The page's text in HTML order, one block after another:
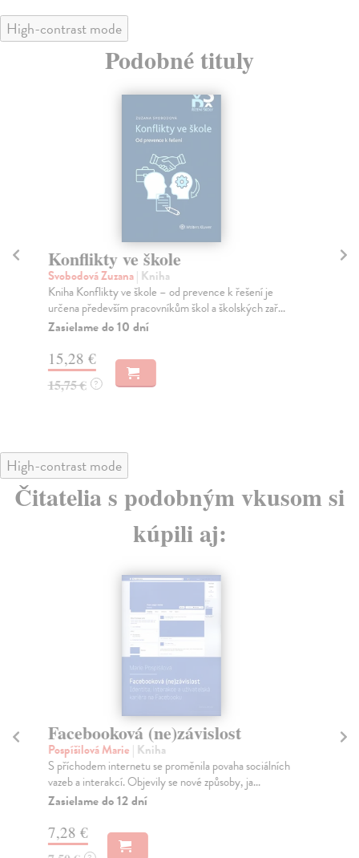
High-contrast mode
Podobné tituly
Konflikty ve škole
Svobodová Zuzana| Kniha
Kniha Konflikty ve škole – od prevence k řešení je
určena především pracovníkům škol a školských zař...
Zasielame do 10 dní
15,28 €
15,75 € ?
High-contrast mode
Čitatelia s podobným vkusom si
kúpili aj:
Facebooková (ne)závislost
Pospíšilová Marie | Kniha
S příchodem internetu se proměnila povaha sociálních
vazeb a interakcí. Objevily se nové způsoby, ja...
Zasielame do 12 dní
7,28 €